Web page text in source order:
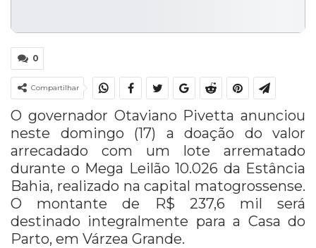
0
Compartilhar
O governador Otaviano Pivetta anunciou
neste domingo (17) a doação do valor
arrecadado com um lote arrematado
durante o Mega Leilão 10.026 da Estância
Bahia, realizado na capital matogrossense.
O montante de R$ 237,6 mil será
destinado integralmente para a Casa do
Parto, em Várzea Grande.